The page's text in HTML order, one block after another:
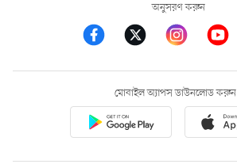
অনুসরণ করুন
মোবাইল অ্যাপস ডাউনলোড করুন